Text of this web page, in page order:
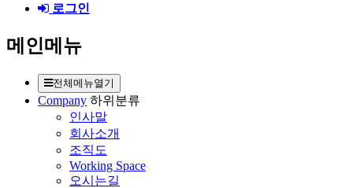
로그인
메인메뉴
전체메뉴열기
Company 하위분류
인사말
회사소개
조직도
Working Space
오시는길